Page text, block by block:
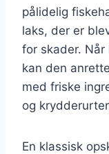
pålidelig
laks, der er
for skader. Når
kan den
med friske
og
En klassisk